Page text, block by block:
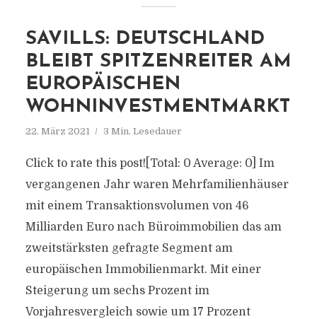
SAVILLS: DEUTSCHLAND
BLEIBT SPITZENREITER AM
EUROPÄISCHEN
WOHNINVESTMENTMARKT
22. März 2021 3 Min. Lesedauer
Click to rate this post![Total: 0 Average: 0] Im
vergangenen Jahr waren Mehrfamilienhäuser
mit einem Transaktionsvolumen von 46
Milliarden Euro nach Büroimmobilien das am
zweitstärksten gefragte Segment am
europäischen Immobilienmarkt. Mit einer
Steigerung um sechs Prozent im
Vorjahresvergleich sowie um 17 Prozent